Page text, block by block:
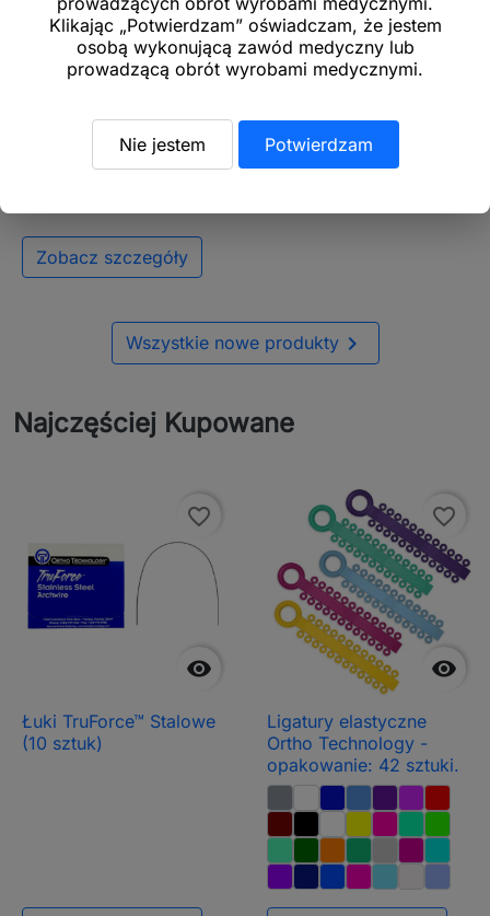

Drut SS 16 Tuba (25
Zobacz szczegóły
Wszystkie nowe produkty
Najczęściej Kupowane

favorite_border
Łuki TruForce™ Stalowe
(10 sztuk)

favorite_border
Ligatury elastyczne
Ortho Technology -
opakowanie: 42 sztuki.
Klikając „Potwierdzam” oświadczam, że jestem
osobą wykonującą zawód medyczny lub
prowadzącą obrót wyrobami medycznymi.
Nie jestem Potwierdzam